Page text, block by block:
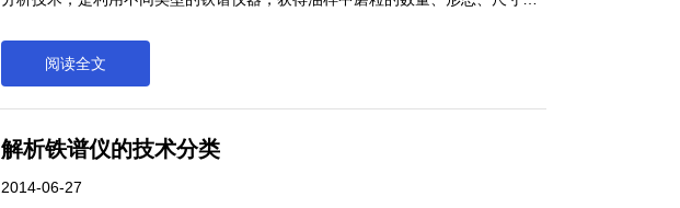
阅读全文
解析铁谱仪的技术分类
2014-06-27